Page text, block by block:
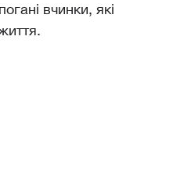
вчинки, які